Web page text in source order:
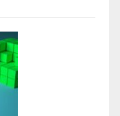
Wie
digitale
Assistenten